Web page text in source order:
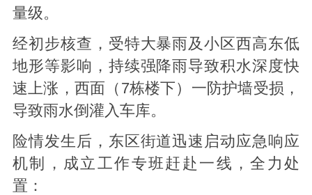
量级。
经初步核查，受特大暴雨及小区西高东低
地形等影响，持续强降雨导致积水深度快
速上涨，西面（7栋楼下）一防护墙受损，
导致雨水倒灌入车库。
险情发生后，东区街道迅速启动应急响应
机制，成立工作专班赶赴一线，全力处
置：